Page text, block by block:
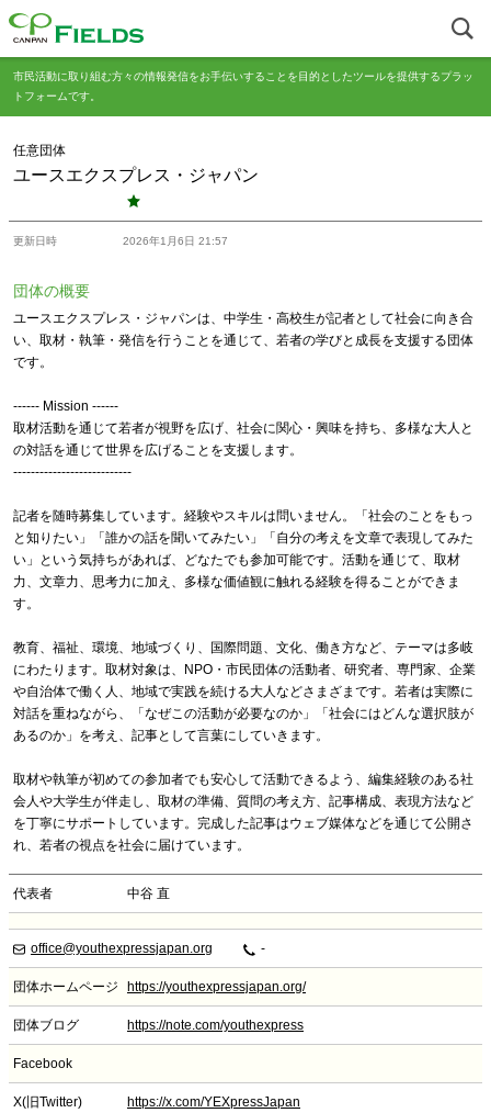
市民活動に取り組む方々の情報発信をお手伝いすることを目的としたツールを提供するプラッ
トフォームです。
任意団体
ユースエクスプレス・ジャパン
更新日時 2026年1月6日 21:57
団体の概要
ユースエクスプレス・ジャパンは、中学生・高校生が記者として社会に向き合
い、取材・執筆・発信を行うことを通じて、若者の学びと成長を支援する団体
です。
------ Mission ------
取材活動を通じて若者が視野を広げ、社会に関心・興味を持ち、多様な大人と
の対話を通じて世界を広げることを支援します。
---------------------------
記者を随時募集しています。経験やスキルは問いません。「社会のことをもっ
と知りたい」「誰かの話を聞いてみたい」「自分の考えを文章で表現してみた
い」という気持ちがあれば、どなたでも参加可能です。活動を通じて、取材
力、文章力、思考力に加え、多様な価値観に触れる経験を得ることができま
す。
教育、福祉、環境、地域づくり、国際問題、文化、働き方など、テーマは多岐
にわたります。取材対象は、NPO・市民団体の活動者、研究者、専門家、企業
や自治体で働く人、地域で実践を続ける大人などさまざまです。若者は実際に
対話を重ねながら、「なぜこの活動が必要なのか」「社会にはどんな選択肢が
あるのか」を考え、記事として言葉にしていきます。
取材や執筆が初めての参加者でも安心して活動できるよう、編集経験のある社
会人や大学生が伴走し、取材の準備、質問の考え方、記事構成、表現方法など
を丁寧にサポートしています。完成した記事はウェブ媒体などを通じて公開さ
れ、若者の視点を社会に届けています。
代表者 中谷 直
office@youthexpressjapan.org -
団体ホームページ https://youthexpressjapan.org/
団体ブログ https://note.com/youthexpress
Facebook
X(旧Twitter) https://x.com/YEXpressJapan